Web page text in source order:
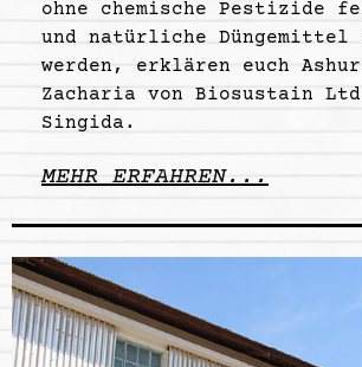
ohne chemische Pestizide
und natürliche Düngemittel
werden, erklären euch
Zacharia von Biosustain
Singida.
MEHR ERFAHREN...